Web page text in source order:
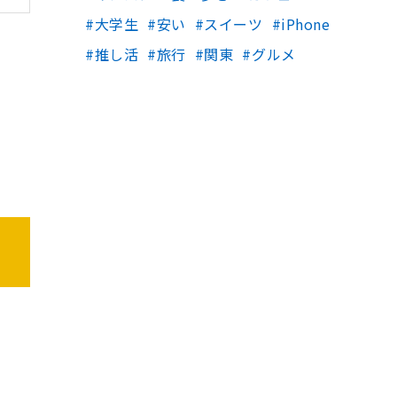
大学生
安い スイーツ
iPhone
推し活
旅行 関東 グルメ